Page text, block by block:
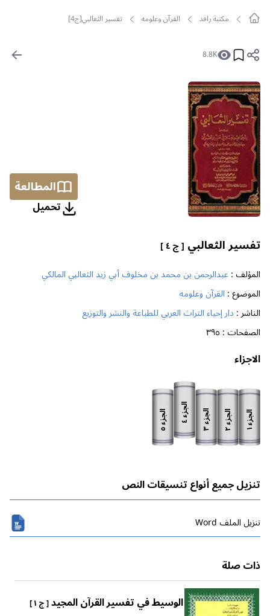
مکتبة رافد القرآن وعلومه تفسير الثعالبي[ج4]
8.8K
المطالعة
تحمیل
تفسير الثعالبي [ ج ٤ ]
المؤلف :عبدالرحمن بن محمد بن مخلوف أبي زيد الثعالبي المالكي
الموضوع : القرآن وعلومه
الناشر : دار إحياء التراث العربي للطباعة والنشر والتوزيع
الصفحات : ٣٩٥
الاجزاء
الجزء
١
الجزء
٢
الجزء
٣
الجزء
٤ الجزء
٥
تنزيل جميع أنواع تنسيقات النص
تنزیل الملف Word
ذات صلة
الوسيط في تفسير القرآن المجيد[ ج ١ ]